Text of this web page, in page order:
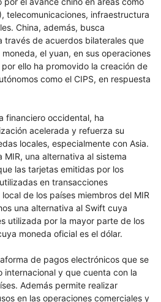
telecomunicaciones, infraestructura
China, además, busca
través de acuerdos bilaterales que
el yuan, en sus operaciones
ello ha promovido la creación de
como el CIPS, en respuesta
financiero occidental, ha
acelerada y refuerza su
locales, especialmente con Asia.
MIR, una alternativa al sistema
las tarjetas emitidas por los
en transacciones
de los países miembros del MIR
una alternativa al Swift cuya
utilizada por la mayor parte de los
moneda oficial es el dólar.
de pagos electrónicos que se
internacional y que cuenta con la
Además permite realizar
en las operaciones comerciales y